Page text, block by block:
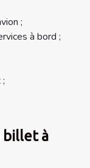
;
à bord ;
billet à